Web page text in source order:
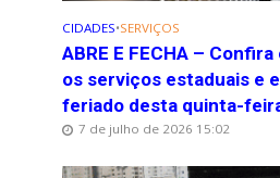
CIDADES•SERVIÇOS
ABRE E FECHA –
os serviços estaduais e
feriado desta quinta-
7 de julho de 2026 15:02